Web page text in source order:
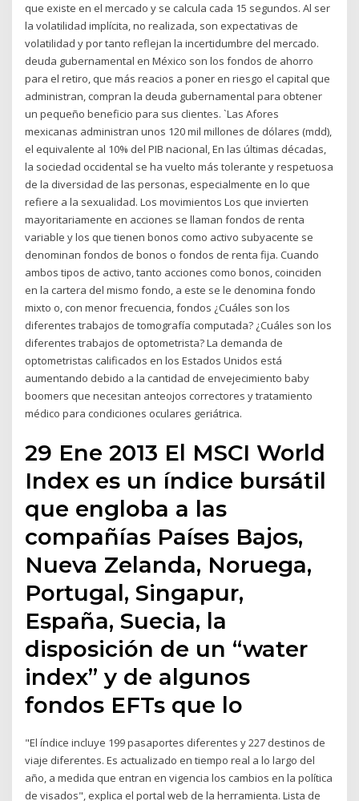
que existe en el mercado y se calcula cada 15 segundos. Al ser
la volatilidad implícita, no realizada, son expectativas de
volatilidad y por tanto reflejan la incertidumbre del mercado.
deuda gubernamental en México son los fondos de ahorro
para el retiro, que más reacios a poner en riesgo el capital que
administran, compran la deuda gubernamental para obtener
un pequeño beneficio para sus clientes. `Las Afores
mexicanas administran unos 120 mil millones de dólares (mdd),
el equivalente al 10% del PIB nacional, En las últimas décadas,
la sociedad occidental se ha vuelto más tolerante y respetuosa
de la diversidad de las personas, especialmente en lo que
refiere a la sexualidad. Los movimientos Los que invierten
mayoritariamente en acciones se llaman fondos de renta
variable y los que tienen bonos como activo subyacente se
denominan fondos de bonos o fondos de renta fija. Cuando
ambos tipos de activo, tanto acciones como bonos, coinciden
en la cartera del mismo fondo, a este se le denomina fondo
mixto o, con menor frecuencia, fondos ¿Cuáles son los
diferentes trabajos de tomografía computada? ¿Cuáles son los
diferentes trabajos de optometrista? La demanda de
optometristas calificados en los Estados Unidos está
aumentando debido a la cantidad de envejecimiento baby
boomers que necesitan anteojos correctores y tratamiento
médico para condiciones oculares geriátrica.
29 Ene 2013 El MSCI World
Index es un índice bursátil
que engloba a las
compañías Países Bajos,
Nueva Zelanda, Noruega,
Portugal, Singapur,
España, Suecia, la
disposición de un “water
index” y de algunos
fondos EFTs que lo
"El índice incluye 199 pasaportes diferentes y 227 destinos de
viaje diferentes. Es actualizado en tiempo real a lo largo del
año, a medida que entran en vigencia los cambios en la política
de visados", explica el portal web de la herramienta. Lista de